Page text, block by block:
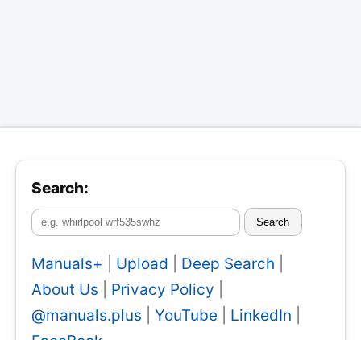
Search:
Search
Manuals+ Upload Deep Search
About Us
Privacy Policy
@manuals.plus
YouTube LinkedIn